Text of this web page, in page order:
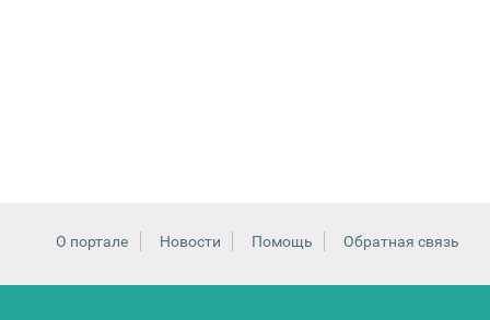
О портале Новости Помощь Обратная связь